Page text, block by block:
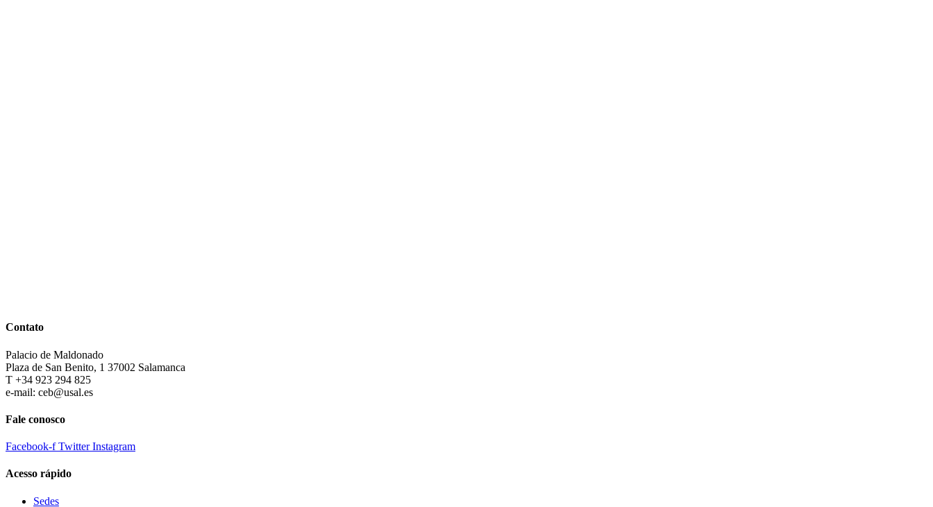
Contato
Palacio de Maldonado
Plaza de San Benito, 1 37002 Salamanca
T +34 923 294 825
e-mail: ceb@usal.es
Fale conosco
Facebook-f Twitter Instagram
Acesso rápido
Sedes